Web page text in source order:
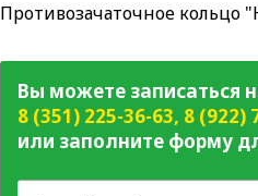
Противозачаточное кольцо
Вы можете записаться
8 (351) 225-36-63, 8 (922)
или заполните форму